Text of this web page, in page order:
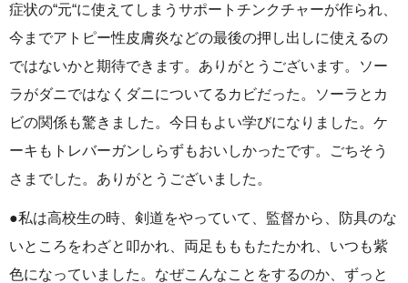
症状の“元“に使えてしまうサポートチンクチャーが作られ、
今までアトピー性皮膚炎などの最後の押し出しに使えるの
ではないかと期待できます。ありがとうございます。ソー
ラがダニではなくダニについてるカビだった。ソーラとカ
ビの関係も驚きました。今日もよい学びになりました。ケ
ーキもトレバーガンしらずもおいしかったです。ごちそう
さまでした。ありがとうございました。
●私は高校生の時、剣道をやっていて、監督から、防具のな
いところをわざと叩かれ、両足もももたたかれ、いつも紫
色になっていました。なぜこんなことをするのか、ずっと